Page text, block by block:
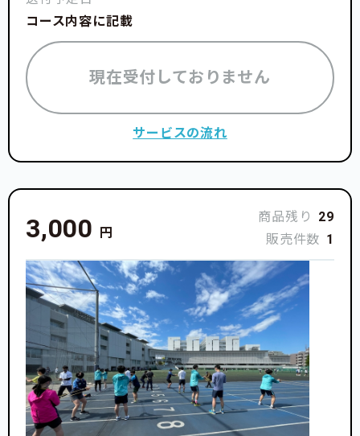
コース内容に記載
現在受付しておりません
サービスの流れ
3,000 円
商品残り
29
販売件数 1